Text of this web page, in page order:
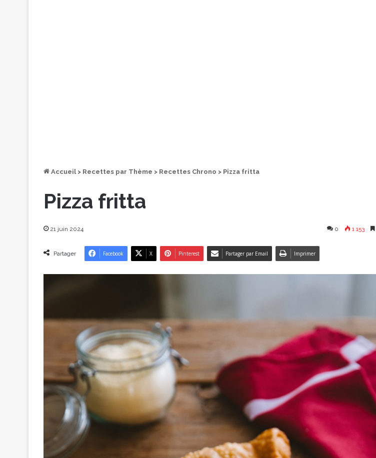
Accueil > Recettes par Thème > Recettes Chrono > Pizza fritta
Pizza fritta
21 juin 2024 0 1 153
Partager Facebook X Pinterest Partager par Email Imprimer